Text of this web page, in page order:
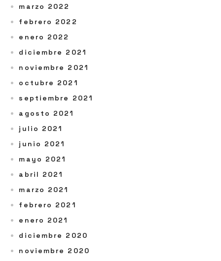
marzo 2022
febrero 2022
enero 2022
diciembre 2021
noviembre 2021
octubre 2021
septiembre 2021
agosto 2021
julio 2021
junio 2021
mayo 2021
abril 2021
marzo 2021
febrero 2021
enero 2021
diciembre 2020
noviembre 2020